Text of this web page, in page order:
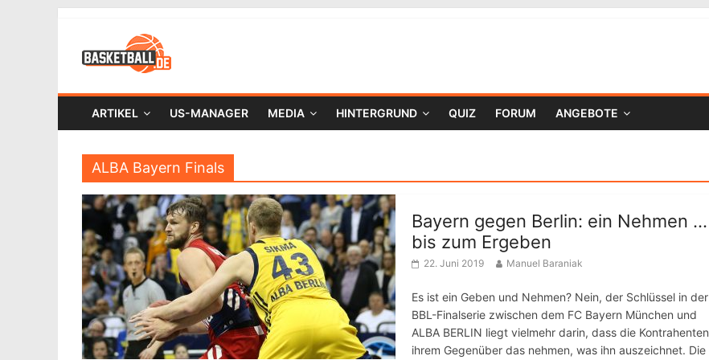
ARTIKEL US-MANAGER MEDIA HINTERGRUND QUIZ FORUM ANGEBOTE
ALBA Bayern Finals
Bayern gegen Berlin: ein Nehmen …
bis zum Ergeben
22. Juni 2019 Manuel Baraniak
Es ist ein Geben und Nehmen? Nein, der Schlüssel in der
BBL-Finalserie zwischen dem FC Bayern München und
ALBA BERLIN liegt vielmehr darin, dass die Kontrahenten
ihrem Gegenüber das nehmen, was ihn auszeichnet. Die